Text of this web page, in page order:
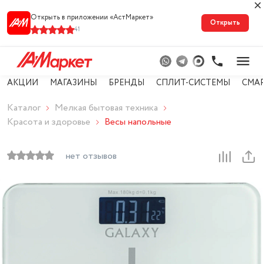
Открыть в приложении «АстМарке‪т‬»
41
Открыть
АКЦИИ МАГАЗИНЫ БРЕНДЫ СПЛИТ-СИСТЕМЫ
Каталог
Мелкая бытовая техника
Красота и здоровье
Весы напольные
нет отзывов